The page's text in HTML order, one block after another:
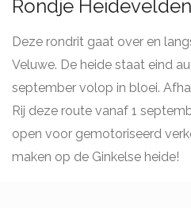
Rondje Heidevelden
Deze rondrit gaat over en
Veluwe. De heide staat eind
september volop in bloei.
Rij deze route vanaf 1
open voor gemotoriseerd
maken op de Ginkelse heide!